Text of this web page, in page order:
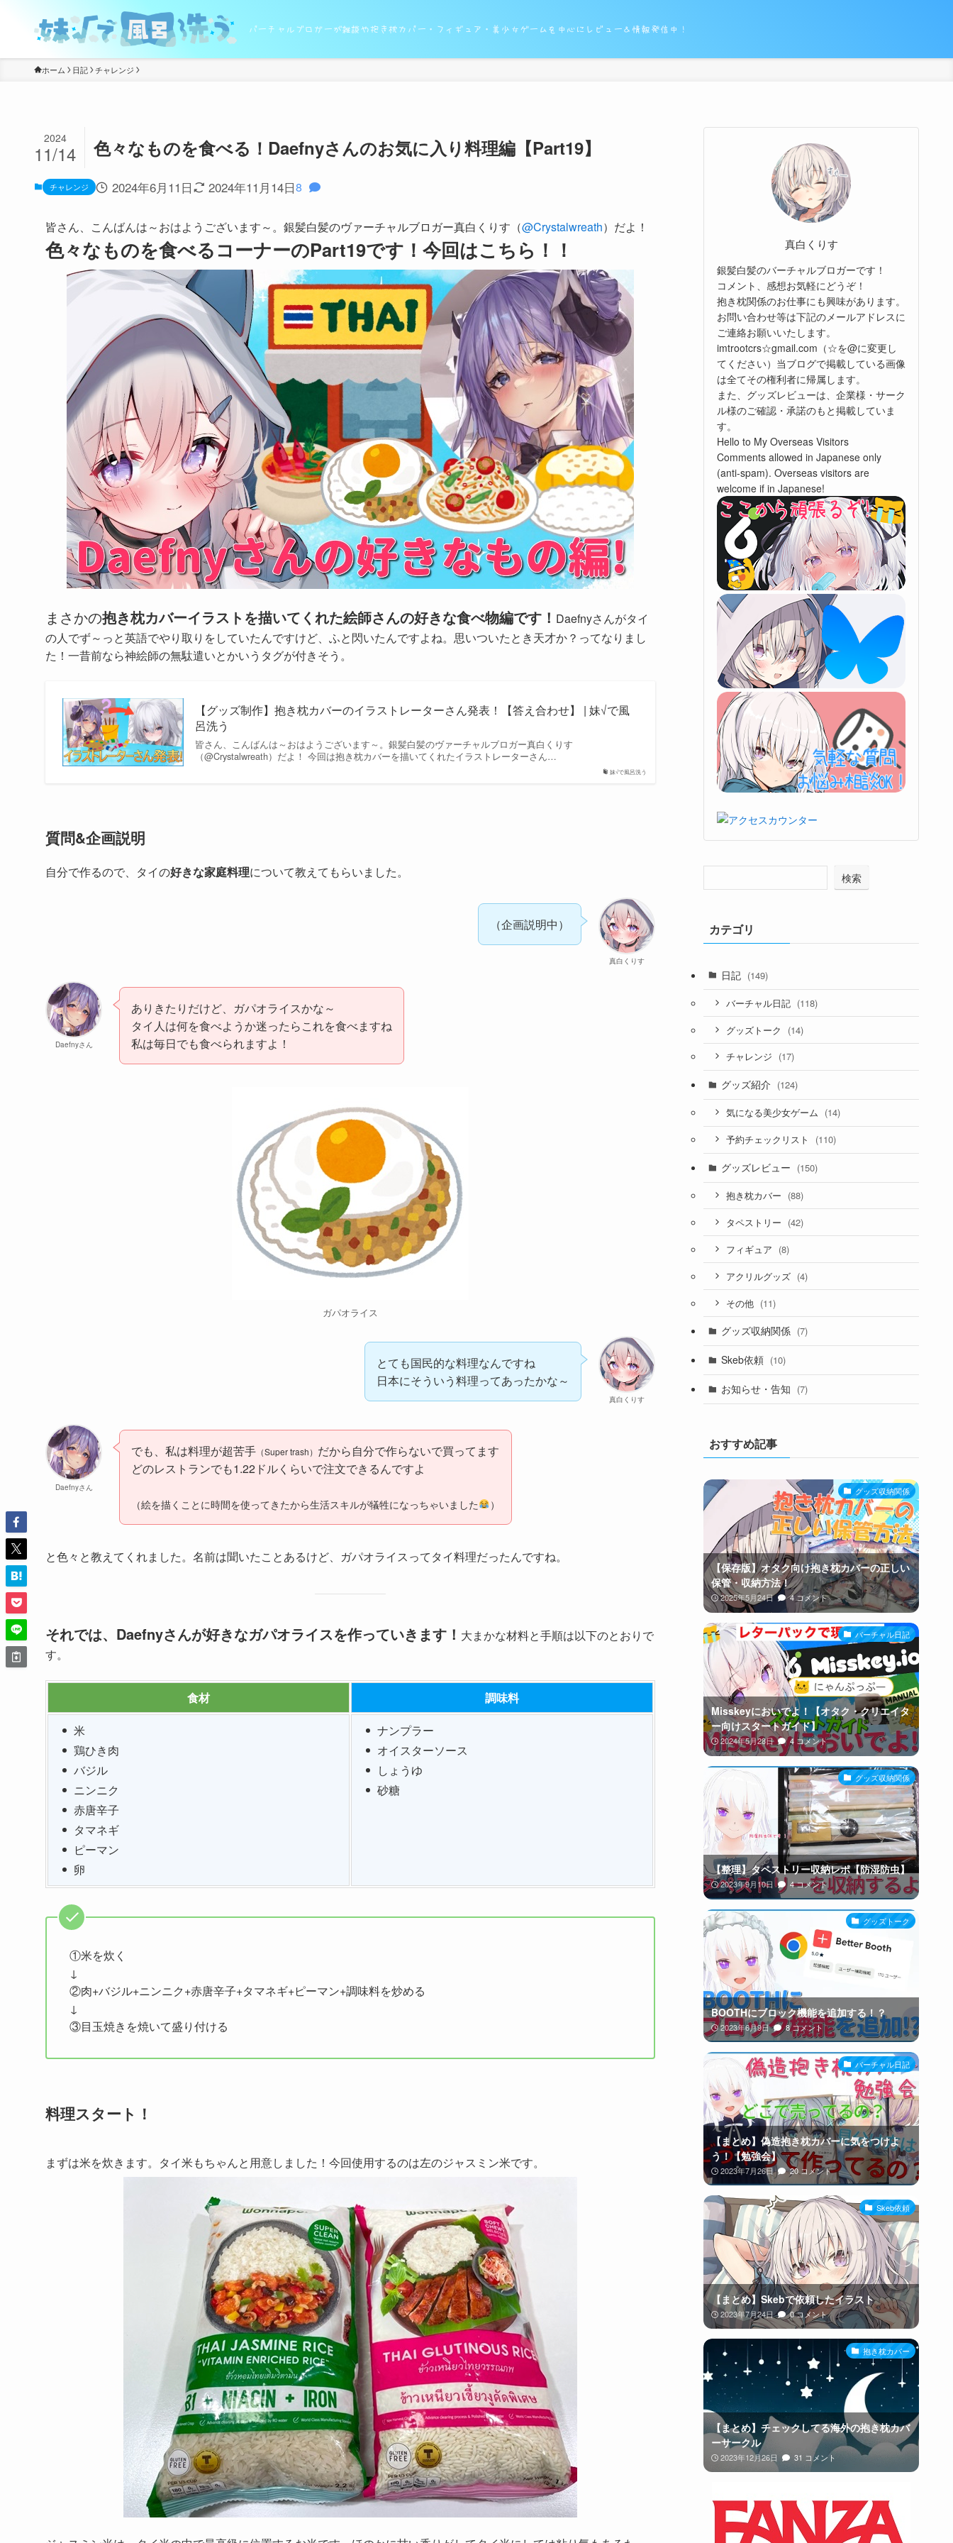
バーチャルブロガーが雑談や抱き枕カバー・フィギュア・美少女ゲームを中心にレビュー＆情報発信中！
ホーム 日記 チャレンジ
色々なものを食べる！Daefnyさんのお気に入り料理編【Part19】
2024
11/14
チャレンジ 2024年6月11日 2024年11月14日8
皆さん、こんばんは～おはようございます～。銀髪白髪のヴァーチャルブロガー真白くりす（@Crystalwreath）だよ！
色々なものを食べるコーナーのPart19です！今回はこちら！！
まさかの抱き枕カバーイラストを描いてくれた絵師さんの好きな食べ物編です！ Daefnyさんがタイ
の人でず～っと英語でやり取りをしていたんですけど、ふと閃いたんですよね。思いついたとき天才か？ってなりまし
た！一昔前なら神絵師の無駄遣いとかいうタグが付きそう。
妹√で風呂洗う
【グッズ制作】抱き枕カバーのイラストレーターさん発表！【答え合わせ】 | 妹√で風
呂洗う
皆さん、こんばんは～おはようございます～。銀髪白髪のヴァーチャルブロガー真白くりす
（@Crystalwreath）だよ！ 今回は抱き枕カバーを描いてくれたイラストレーターさん…
質問&企画説明
自分で作るので、タイの好きな家庭料理について教えてもらいました。
真白くりす
（企画説明中）
Daefnyさん
ありきたりだけど、ガパオライスかな～
タイ人は何を食べようか迷ったらこれを食べますね
私は毎日でも食べられますよ！
ガパオライス
真白くりす
とても国民的な料理なんですね
日本にそういう料理ってあったかな～
Daefnyさん
でも、私は料理が超苦手 （Super trash） だから自分で作らないで買ってます
どのレストランでも1.22ドルくらいで注文できるんですよ
（絵を描くことに時間を使ってきたから生活スキルが犠牲になっちゃいました ）
と色々と教えてくれました。名前は聞いたことあるけど、ガパオライスってタイ料理だったんですね。
それでは、Daefnyさんが好きなガパオライスを作っていきます！ 大まかな材料と手順は以下のとおりで
す。
食材
調味料
米
鶏ひき肉
バジル
ニンニク
赤唐辛子
タマネギ
ピーマン
卵
ナンプラー
オイスターソース
しょうゆ
砂糖
①米を炊く
↓
②肉+バジル+ニンニク+赤唐辛子+タマネギ+ピーマン+調味料を炒める
↓
③目玉焼きを焼いて盛り付ける
料理スタート！
まずは米を炊きます。タイ米もちゃんと用意しました！今回使用するのは左のジャスミン米です。
真白くりす
銀髪白髪のバーチャルブロガーです！
コメント、感想お気軽にどうぞ！
抱き枕関係のお仕事にも興味があります。
お問い合わせ等は下記のメールアドレスに
ご連絡お願いいたします。
imtrootcrs☆gmail.com（☆を@に変更し
てください）当ブログで掲載している画像
は全てその権利者に帰属します。
また、グッズレビューは、企業様・サーク
ル様のご確認・承諾のもと掲載していま
す。
Hello to My Overseas Visitors
Comments allowed in Japanese only
(anti-spam). Overseas visitors are
welcome if in Japanese!
検索
カテゴリ
日記 (149)
バーチャル日記 (118)
グッズトーク (14)
チャレンジ (17)
グッズ紹介 (124)
気になる美少女ゲーム (14)
予約チェックリスト (110)
グッズレビュー (150)
抱き枕カバー (88)
タペストリー (42)
フィギュア (8)
アクリルグッズ (4)
その他 (11)
グッズ収納関係 (7)
Skeb依頼 (10)
お知らせ・告知 (7)
おすすめ記事
グッズ収納関係
【保存版】オタク向け抱き枕カバーの正しい
保管・収納方法！
2025年5月24日 4 コメント
バーチャル日記
Misskeyにおいでよ！【オタク・クリエイタ
ー向けスタートガイド】
2024年5月28日 4 コメント
グッズ収納関係
【整理】タペストリー収納レポ【防湿防虫】
2023年9月10日 4 コメント
グッズトーク
BOOTHにブロック機能を追加する！？
2023年6月9日 8 コメント
バーチャル日記
【まとめ】偽造抱き枕カバーに気をつけよ
う！【勉強会】
2023年7月26日 20 コメント
Skeb依頼
【まとめ】Skebで依頼したイラスト
2023年7月24日 0 コメント
抱き枕カバー
【まとめ】チェックしてる海外の抱き枕カバ
ーサークル
2023年12月26日 31 コメント